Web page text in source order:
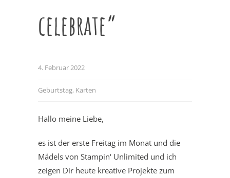
celebrate“
4. Februar 2022
Geburtstag, Karten
Hallo meine Liebe,
es ist der erste Freitag im Monat und die
Mädels von Stampin‘ Unlimited und ich
zeigen Dir heute kreative Projekte zum